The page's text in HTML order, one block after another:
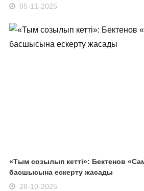
05-11-2025
«Тым созылып кетті»: Бектенов
басшысына ескерту жасады
28-10-2025